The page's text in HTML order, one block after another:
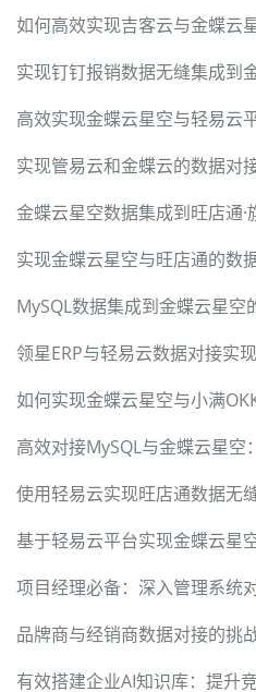
如何高效实现吉客云与金蝶云
实现钉钉报销数据无缝集成到
高效实现金蝶云星空与轻易云
实现管易云和金蝶云的数据对
金蝶云星空数据集成到旺店通
实现金蝶云星空与旺店通的数
MySQL数据集成到金蝶云星空
领星ERP与轻易云数据对接实
如何实现金蝶云星空与小满
高效对接MySQL与金蝶云星空
使用轻易云实现旺店通数据无
项目经理必备：深入管理系统
品牌商与经销商数据对接的挑
有效搭建企业AI知识库：提升